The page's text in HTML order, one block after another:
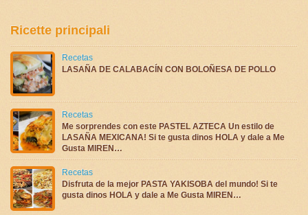
Ricette principali
Recetas
LASAÑA DE CALABACÍN CON BOLOÑESA DE POLLO
Recetas
Me sorprendes con este PASTEL AZTECA Un estilo de
LASAÑA MEXICANA! Si te gusta dinos HOLA y dale a Me
Gusta MIREN…
Recetas
Disfruta de la mejor PASTA YAKISOBA del mundo! Si te
gusta dinos HOLA y dale a Me Gusta MIREN…